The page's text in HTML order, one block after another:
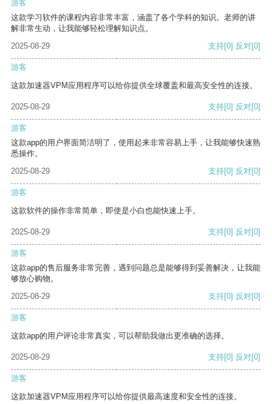
游客
这款学习软件的课程内容非常丰富，涵盖了各个学科的知识。老师的讲
解非常生动，让我能够轻松理解知识点。
2025-08-29
支持[0] 反对[0]
游客
这款加速器VPM应用程序可以给你提供全球覆盖和最高安全性的连接。
2025-08-29 支持[0] 反对[0]
游客
这款app的用户界面简洁明了，使用起来非常容易上手，让我能够快速熟
悉操作。
2025-08-29
支持[0] 反对[0]
游客
这款软件的操作非常简单，即使是小白也能快速上手。
2025-08-29 支持[0] 反对[0]
游客
这款app的售后服务非常完善，遇到问题总是能够得到妥善解决，让我能
够放心购物。
2025-08-29
支持[0] 反对[0]
游客
这款app的用户评论非常真实，可以帮助我做出更准确的选择。
2025-08-29 支持[0] 反对[0]
游客
这款加速器VPM应用程序可以给你提供最高速度和安全性的连接。